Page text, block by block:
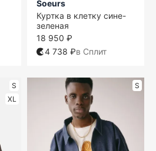
Soeurs
Куртка в клетку сине-
зеленая
18 950 ₽
4 738 ₽в Сплит
S
XL
S